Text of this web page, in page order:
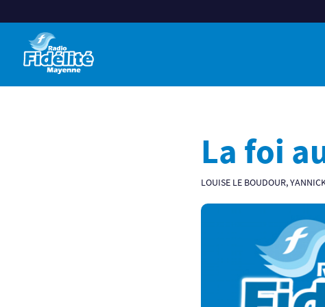
La foi
LOUISE LE BOUDOUR,